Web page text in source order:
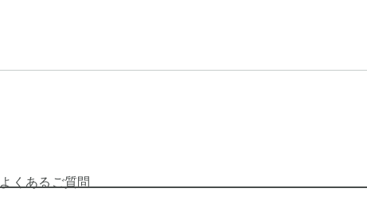
よくあるご質問